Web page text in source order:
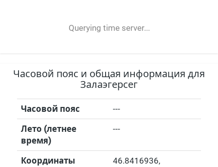
Querying time server...
-- ---- ----
Часовой пояс и общая информация для
Залаэгерсег
Часовой пояс ---
Лето (летнее
время)
---
Координаты 46.8416936,